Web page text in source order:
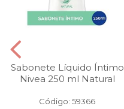
Sabonete Líquido Íntimo
Nivea 250 ml Natural
Código: 59366